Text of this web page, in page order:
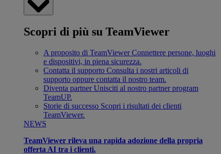
Scopri di più su TeamViewer
A proposito di TeamViewer Connettere persone, luoghi
e dispositivi, in piena sicurezza.
Contatta il supporto Consulta i nostri articoli di
supporto oppure contatta il nostro team.
Diventa partner Unisciti al nostro partner program
TeamUP.
Storie di successo Scopri i risultati dei clienti
TeamViewer.
NEWS
TeamViewer rileva una rapida adozione della propria
offerta AI tra i clienti.